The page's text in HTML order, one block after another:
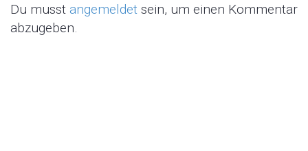
Du musst angemeldet sein, um einen Kommentar
abzugeben.